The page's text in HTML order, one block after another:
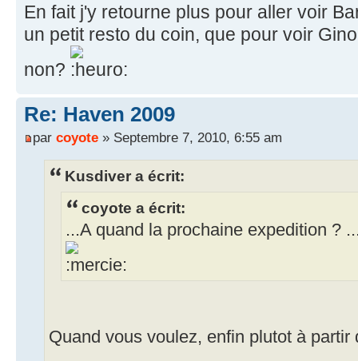
En fait j'y retourne plus pour aller voir
un petit resto du coin, que pour voir
non?
Re: Haven 2009
par coyote » Septembre 7, 2010, 6:55 am
Kusdiver a écrit:
coyote a écrit:
...A quand la prochaine expedition ?
Quand vous voulez, enfin plutot à partir